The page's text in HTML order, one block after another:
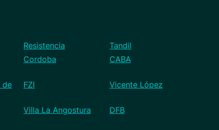
Resistencia
Tandil
Cordoba
CABA
de FZI Vicente López
Villa La Angostura DFB